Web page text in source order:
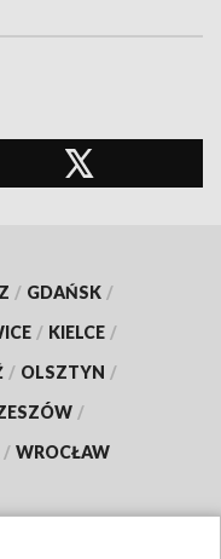
/ GDAŃSK /
/ KIELCE /
/ OLSZTYN /
/
/ WROCŁAW